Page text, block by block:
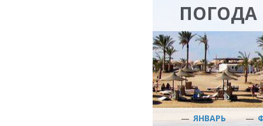
ПОГОДА
— ЯНВАРЬ —